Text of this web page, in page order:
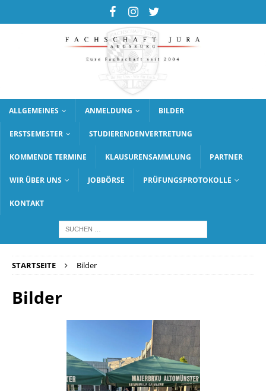
ALLGEMEINES ANMELDUNG BILDER
ERSTSEMESTER STUDIERENDENVERTRETUNG
KOMMENDE TERMINE KLAUSURENSAMMLUNG PARTNER
WIR ÜBER UNS JOBBÖRSE PRÜFUNGSPROTOKOLLE
KONTAKT
STARTSEITE Bilder
Bilder